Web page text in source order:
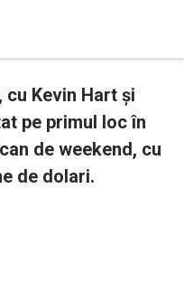
cu Kevin Hart şi
pe primul loc în
de weekend, cu
de dolari.